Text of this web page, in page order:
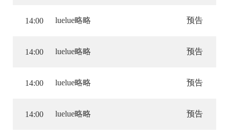
14:00 luelue略略 预告
14:00 luelue略略 预告
14:00 luelue略略 预告
14:00 luelue略略 预告